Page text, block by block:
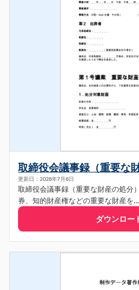
取締役会議事録（重要な
更新日：2026年7月6日
取締役会議事録（重要な財産の処分
券、知的財産権などの重要な財産を...
ダウンロー